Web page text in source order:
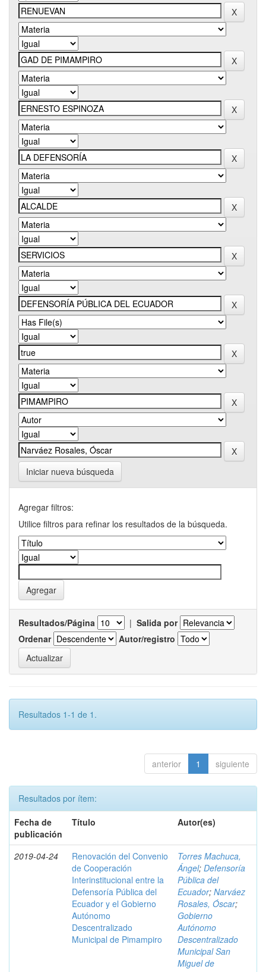
Iniciar nueva búsqueda
Agregar filtros:
Utilice filtros para refinar los resultados de la búsqueda.
Resultados/Página | Salida por
Ordenar
Autor/registro
Resultados 1-1 de 1.
anterior 1 siguiente
Resultados por ítem:
Fecha de
publicación
Título Autor(es)
2019-04-24
Renovación del Convenio
de Cooperación
Interinstitucional entre la
Defensoría Pública del
Ecuador y el Gobierno
Autónomo
Descentralizado
Municipal de Pimampiro
Torres Machuca,
Ángel; Defensoría
Pública del
Ecuador; Narváez
Rosales, Óscar;
Gobierno
Autónomo
Descentralizado
Municipal San
Miguel de